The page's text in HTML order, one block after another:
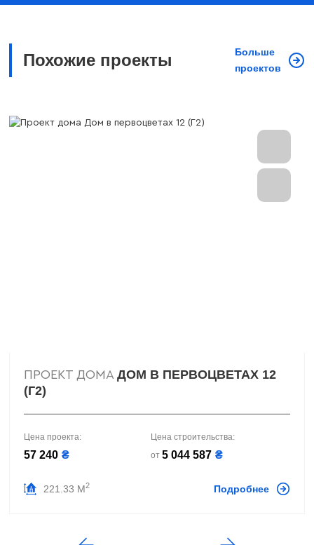
Похожие проекты
Больше
проектов
ПРОЕКТ ДОМА ДОМ В ПЕРВОЦВЕТАХ 12
(Г2)
Цена проекта:
57 240 ₴
Цена строительства:
от 5 044 587 ₴
221.33 М2 Подробнее